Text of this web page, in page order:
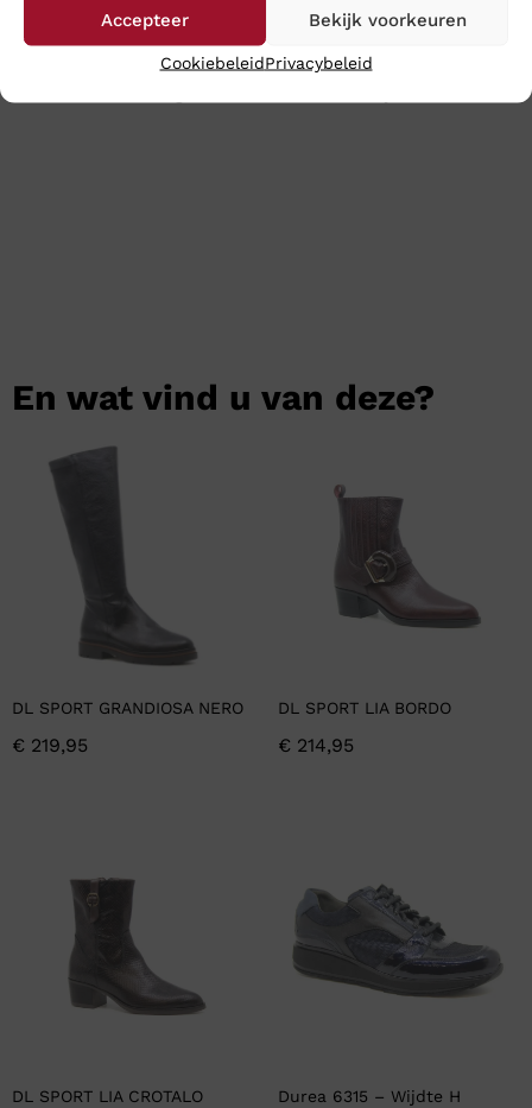
Accepteer Bekijk voorkeuren
CookiebeleidPrivacybeleid
uw aankopen binnen 24 uur binnen.
En wat vind u van deze?
DL SPORT GRANDIOSA NERO
€ 219,95
DL SPORT LIA BORDO
€ 214,95
DL SPORT LIA CROTALO Durea 6315 – Wijdte H